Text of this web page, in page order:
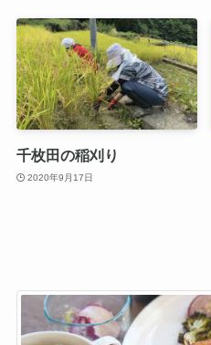
千枚田の稲刈り
2020年9月17日